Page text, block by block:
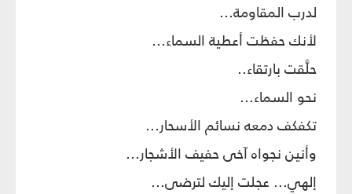
لدرب المقاومة...
لأنك حفظت أعطية السماء...
حلَّقت بارتقاء..
نحو السماء...
تكفكف دمعه نسائم الأسحار...
وأنين نجواه آخى حفيف الأشجار...
إلهي... عجلت إليك لترضى...